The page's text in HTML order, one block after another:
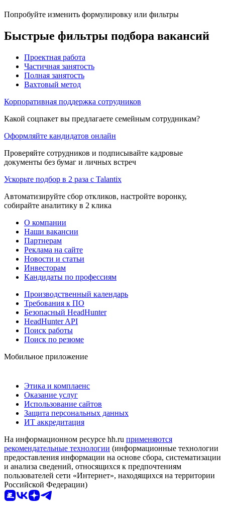
Попробуйте изменить формулировку или фильтры
Быстрые фильтры подбора вакансий
Проектная работа
Частичная занятость
Полная занятость
Вахтовый метод
Корпоративная поддержка сотрудников
Какой соцпакет вы предлагаете семейным сотрудникам?
Оформляйте кандидатов онлайн
Проверяйте сотрудников и подписывайте кадровые
документы без бумаг и личных встреч
Ускорьте подбор в 2 раза с Talantix
Автоматизируйте сбор откликов, настройте воронку,
собирайте аналитику в 2 клика
О компании
Наши вакансии
Партнерам
Реклама на сайте
Новости и статьи
Инвесторам
Кандидаты по профессиям
Производственный календарь
Требования к ПО
Безопасный HeadHunter
HeadHunter API
Поиск работы
Поиск по резюме
Мобильное приложение
Этика и комплаенс
Оказание услуг
Использование сайтов
Защита персональных данных
ИТ аккредитация
На информационном ресурсе hh.ru применяются
рекомендательные технологии (информационные технологии
предоставления информации на основе сбора, систематизации
и анализа сведений, относящихся к предпочтениям
пользователей сети «Интернет», находящихся на территории
Российской Федерации)